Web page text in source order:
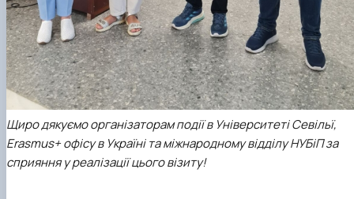
Щиро дякуємо організаторам події в Університеті Севільї,
Erasmus+ офісу в Україні та міжнародному відділу НУБіП за
сприяння у реалізації цього візиту!